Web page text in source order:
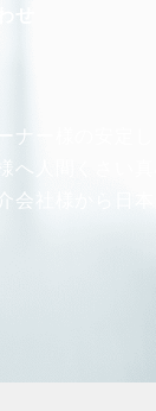
せ
ナー様の安定し
へ人間くさい
会社様から
日